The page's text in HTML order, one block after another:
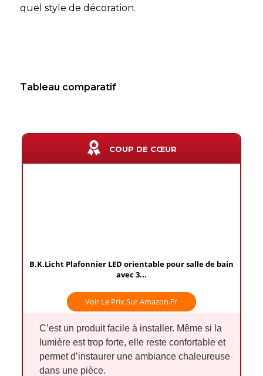
quel style de décoration.
Tableau comparatif
COUP DE CŒUR
B.K.Licht Plafonnier LED orientable pour salle de bain
avec 3...
Voir Le Prix Sur Amazon.fr
C’est un produit facile à installer. Même si la
lumière est trop forte, elle reste confortable et
permet d’instaurer une ambiance chaleureuse
dans une pièce.